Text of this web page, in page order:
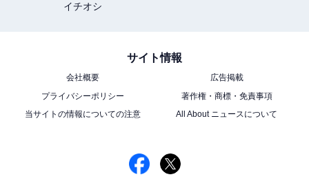
イチオシ
サイト情報
会社概要
広告掲載
プライバシーポリシー
著作権・商標・免責事項
当サイトの情報についての注意
All About ニュースについて